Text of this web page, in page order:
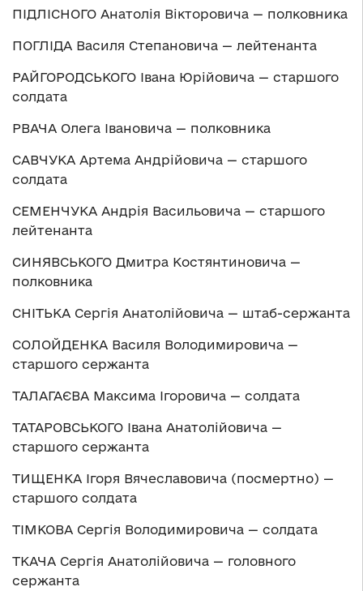
ПІДЛІСНОГО Анатолія Вікторовича — полковника
ПОГЛІДА Василя Степановича — лейтенанта
РАЙГОРОДСЬКОГО Івана Юрійовича — старшого
солдата
РВАЧА Олега Івановича — полковника
САВЧУКА Артема Андрійовича — старшого
солдата
СЕМЕНЧУКА Андрія Васильовича — старшого
лейтенанта
СИНЯВСЬКОГО Дмитра Костянтиновича —
полковника
СНІТЬКА Сергія Анатолійовича — штаб-сержанта
СОЛОЙДЕНКА Василя Володимировича —
старшого сержанта
ТАЛАГАЄВА Максима Ігоровича — солдата
ТАТАРОВСЬКОГО Івана Анатолійовича —
старшого сержанта
ТИЩЕНКА Ігоря Вячеславовича (посмертно) —
старшого солдата
ТІМКОВА Сергія Володимировича — солдата
ТКАЧА Сергія Анатолійовича — головного
сержанта